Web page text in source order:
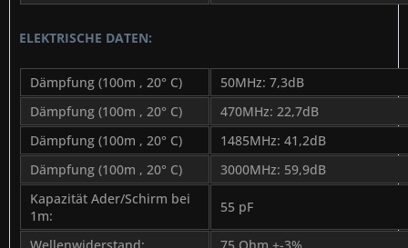
ELEKTRISCHE DATEN:
Dämpfung (100m , 20° C)
50MHz: 7,3dB
Dämpfung (100m , 20° C)
470MHz: 22,7dB
Dämpfung (100m , 20° C)
1485MHz: 41,2dB
Dämpfung (100m , 20° C)
3000MHz: 59,9dB
Kapazität Ader/Schirm bei
1m:
55 pF